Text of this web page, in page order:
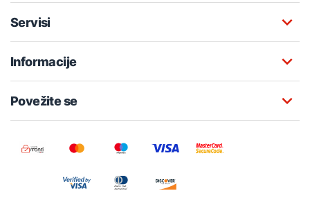
Servisi
Informacije
Povežite se